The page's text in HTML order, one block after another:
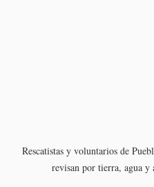
Rescatistas y voluntarios de
revisan por tierra, agua y